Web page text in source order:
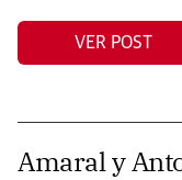
VER POST
Amaral y